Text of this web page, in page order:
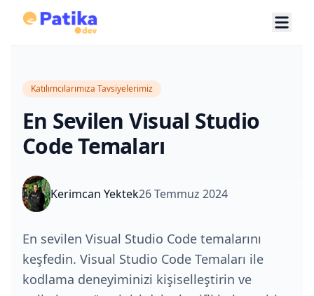
Katılımcılarımıza Tavsiyelerimiz
En Sevilen Visual Studio
Code Temaları
Kerimcan Yektek26 Temmuz 2024
En sevilen Visual Studio Code temalarını
keşfedin. Visual Studio Code Temaları ile
kodlama deneyiminizi kişiselleştirin ve